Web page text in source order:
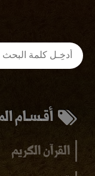
أقـسـام
القرآن الكريم